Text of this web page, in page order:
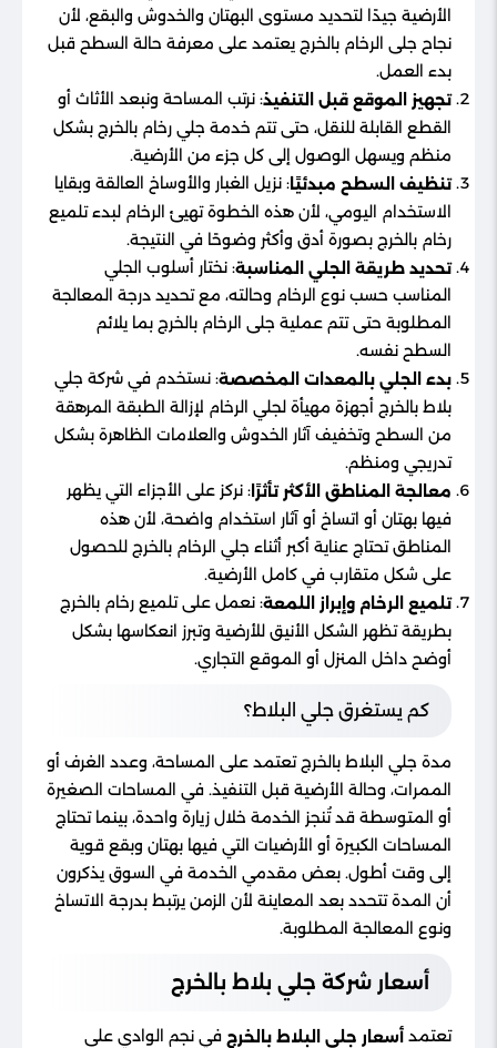
الأرضية جيدًا لتحديد مستوى البهتان والخدوش والبقع، لأن
نجاح جلى الرخام بالخرج يعتمد على معرفة حالة السطح قبل
بدء العمل.
تجهيز الموقع قبل التنفيذ: نرتب المساحة ونبعد الأثاث أو
القطع القابلة للنقل، حتى تتم خدمة جلي رخام بالخرج بشكل
منظم ويسهل الوصول إلى كل جزء من الأرضية.
تنظيف السطح مبدئيًا: نزيل الغبار والأوساخ العالقة وبقايا
الاستخدام اليومي، لأن هذه الخطوة تهيئ الرخام لبدء تلميع
رخام بالخرج بصورة أدق وأكثر وضوحًا في النتيجة.
تحديد طريقة الجلي المناسبة: نختار أسلوب الجلي
المناسب حسب نوع الرخام وحالته، مع تحديد درجة المعالجة
المطلوبة حتى تتم عملية جلى الرخام بالخرج بما يلائم
السطح نفسه.
بدء الجلي بالمعدات المخصصة: نستخدم في شركة جلي
بلاط بالخرج أجهزة مهيأة لجلي الرخام لإزالة الطبقة المرهقة
من السطح وتخفيف آثار الخدوش والعلامات الظاهرة بشكل
تدريجي ومنظم.
معالجة المناطق الأكثر تأثرًا : نركز على الأجزاء التي يظهر
فيها بهتان أو اتساخ أو آثار استخدام واضحة، لأن هذه
المناطق تحتاج عناية أكبر أثناء جلي الرخام بالخرج للحصول
على شكل متقارب في كامل الأرضية.
تلميع الرخام وإبراز اللمعة: نعمل على تلميع رخام بالخرج
بطريقة تظهر الشكل الأنيق للأرضية وتبرز انعكاسها بشكل
أوضح داخل المنزل أو الموقع التجاري.
كم يستغرق جلي البلاط؟
مدة جلي البلاط بالخرج تعتمد على المساحة، وعدد الغرف أو
الممرات، وحالة الأرضية قبل التنفيذ. في المساحات الصغيرة
أو المتوسطة قد تُنجز الخدمة خلال زيارة واحدة، بينما تحتاج
المساحات الكبيرة أو الأرضيات التي فيها بهتان وبقع قوية
إلى وقت أطول. بعض مقدمي الخدمة في السوق يذكرون
أن المدة تتحدد بعد المعاينة لأن الزمن يرتبط بدرجة الاتساخ
ونوع المعالجة المطلوبة.
أسعار شركة جلي بلاط بالخرج
تعتمد أسعار جلي البلاط بالخرج في نجم الوادي على